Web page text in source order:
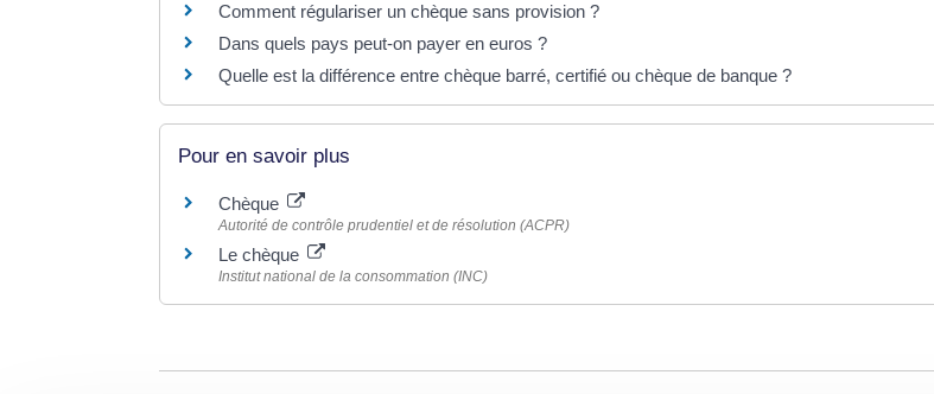
Comment régulariser un chèque sans provision ?
Dans quels pays peut-on payer en euros ?
Quelle est la différence entre chèque barré, certifié ou chèque de banque ?
Pour en savoir plus
Chèque
Autorité de contrôle prudentiel et de résolution (ACPR)
Le chèque
Institut national de la consommation (INC)